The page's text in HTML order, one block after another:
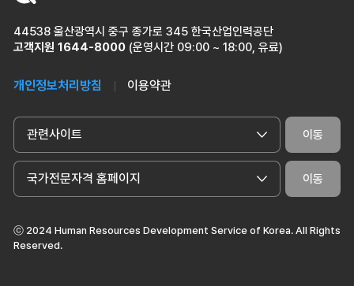
44538 울산광역시 중구 종가로 345 한국산업인력공단
고객지원 1644-8000 (운영시간 09:00 ~ 18:00, 유료)
개인정보처리방침 이용약관
관련사이트 이동
국가전문자격 홈페이지 이동
ⓒ 2024 Human Resources Development Service of Korea. All Rights
Reserved.